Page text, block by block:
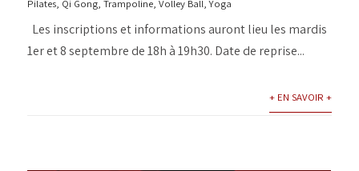
Pilates, Qi Gong,Trampoline,Volley Ball,Yoga
Les inscriptions et informations auront lieu les mardis
1er et 8 septembre de 18h à 19h30. Date de reprise...
+ EN SAVOIR +